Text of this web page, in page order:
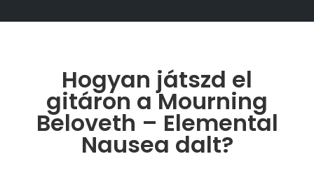
Hogyan játszd el
gitáron a Mourning
Beloveth – Elemental
Nausea dalt?